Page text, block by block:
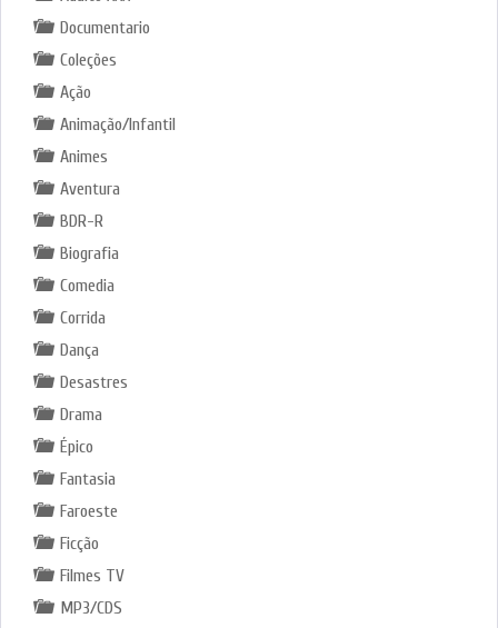
Documentario
Coleções
Ação
Animação/Infantil
Animes
Aventura
BDR-R
Biografia
Comedia
Corrida
Dança
Desastres
Drama
Épico
Fantasia
Faroeste
Ficção
Filmes TV
MP3/CDS